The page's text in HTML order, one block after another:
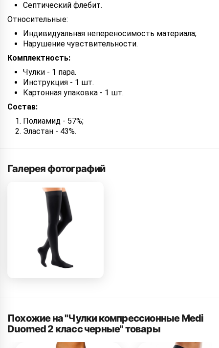
Септический флебит.
Относительные:
Индивидуальная непереносимость материала;
Нарушение чувствительности.
Комплектность:
Чулки - 1 пара.
Инструкция - 1 шт.
Картонная упаковка - 1 шт.
Состав:
Полиамид - 57%;
Эластан - 43%.
Галерея фотографий
Похожие на "Чулки компрессионные Medi
Duomed 2 класс черные" товары